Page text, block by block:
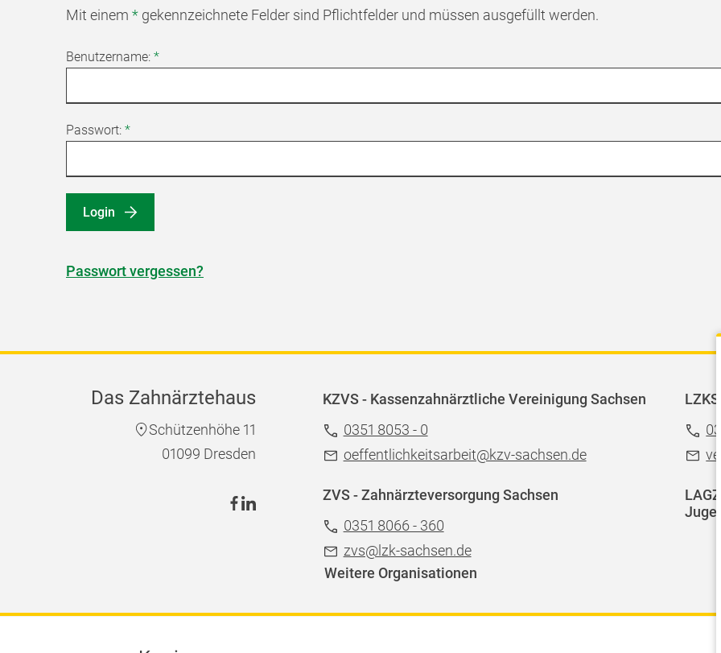
Mit einem * gekennzeichnete Felder sind Pflichtfelder und müssen ausgefüllt werden.
Benutzername: *
Passwort: *
Login
Passwort vergessen?
Das Zahnärztehaus
Schützenhöhe 11
01099 Dresden
KZVS - Kassenzahnärztliche Vereinigung Sachsen
0351 8053 - 0
oeffentlichkeitsarbeit@kzv-sachsen.de
ZVS - Zahnärzteversorgung Sachsen
0351 8066 - 360
zvs@lzk-sachsen.de
Weitere Organisationen